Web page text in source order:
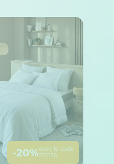
-20%avec le code
ZEN20